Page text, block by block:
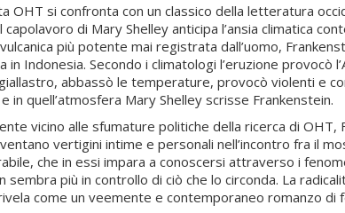
OHT si confronta con un classico della letteratura
capolavoro di Mary Shelley anticipa l’ansia climatica
più potente mai registrata dall’uomo,
in Indonesia. Secondo i climatologi l’eruzione
abbassò le temperature, provocò violenti e
in quell’atmosfera Mary Shelley scrisse Frankenstein.
vicino alle sfumature politiche della ricerca di
vertigini intime e personali nell’incontro fra il
che in essi impara a conoscersi attraverso i
sembra più in controllo di ciò che lo circonda. La
come un veemente e contemporaneo romanzo di